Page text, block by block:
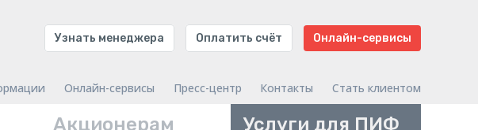
Узнать менеджера Оплатить счёт Онлайн-сервисы
Онлайн-сервисы Пресс-центр Контакты Стать клиентом
Акционерам Услуги для ПИФ